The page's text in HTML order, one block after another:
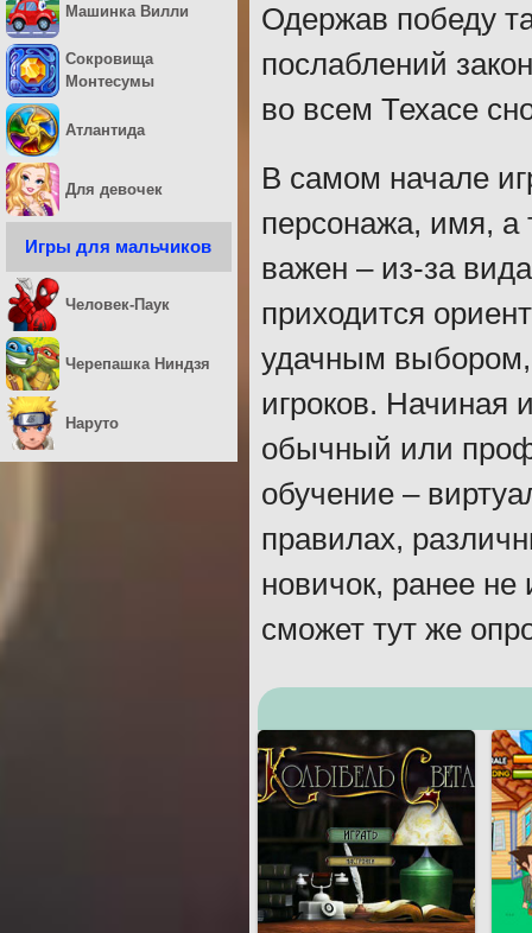
Одержав победу
послаблений
во всем Техасе
В самом начале
персонажа, имя, а
важен – из-за
приходится
удачным выбором,
игроков. Начиная
обычный или
обучение –
правилах,
новичок, ранее не
сможет тут же
Машинка Вилли
Сокровища
Монтесумы
Атлантида
Для девочек
Игры для мальчиков
Человек-Паук
Черепашка Ниндзя
Наруто